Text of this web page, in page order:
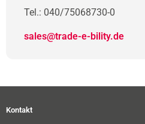
Tel.: 040/75068730-0
sales@trade-e-bility.de
Kontakt